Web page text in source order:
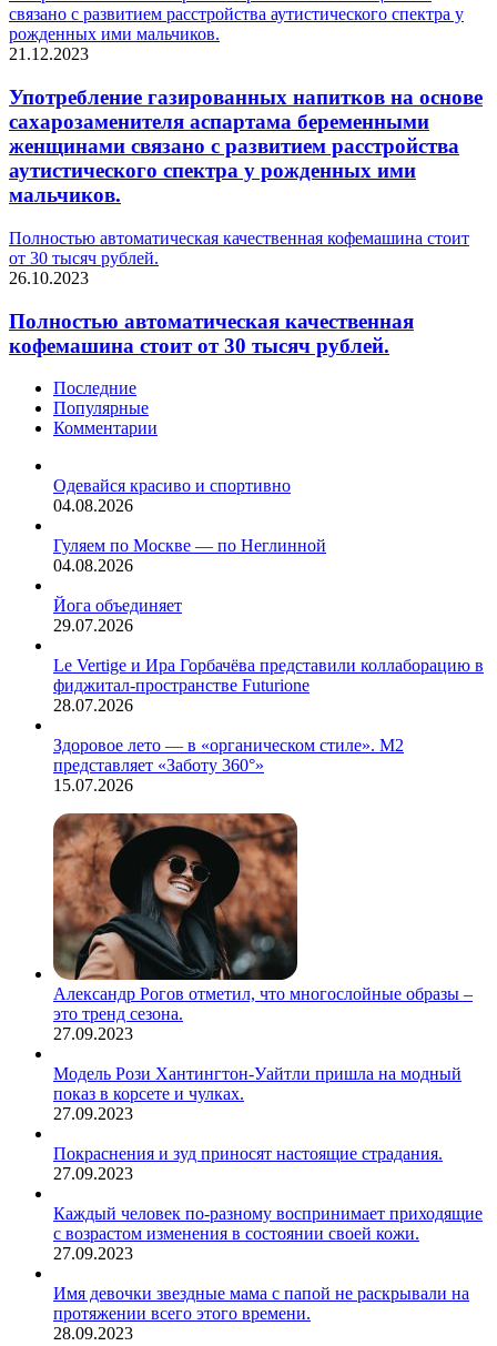
связано с развитием расстройства аутистического спектра у
рожденных ими мальчиков.
21.12.2023
Употребление газированных напитков на основе
сахарозаменителя аспартама беременными
женщинами связано с развитием расстройства
аутистического спектра у рожденных ими
мальчиков.
Полностью автоматическая качественная кофемашина стоит
от 30 тысяч рублей.
26.10.2023
Полностью автоматическая качественная
кофемашина стоит от 30 тысяч рублей.
Последние
Популярные
Комментарии
Одевайся красиво и спортивно
04.08.2026
Гуляем по Москве — по Неглинной
04.08.2026
Йога объединяет
29.07.2026
Le Vertige и Ира Горбачёва представили коллаборацию в
фиджитал-пространстве Futurione
28.07.2026
Здоровое лето — в «органическом стиле». М2
представляет «Заботу 360°»
15.07.2026
Александр Рогов отметил, что многослойные образы –
это тренд сезона.
27.09.2023
Модель Рози Хантингтон-Уайтли пришла на модный
показ в корсете и чулках.
27.09.2023
Покраснения и зуд приносят настоящие страдания.
27.09.2023
Каждый человек по-разному воспринимает приходящие
с возрастом изменения в состоянии своей кожи.
27.09.2023
Имя девочки звездные мама с папой не раскрывали на
протяжении всего этого времени.
28.09.2023